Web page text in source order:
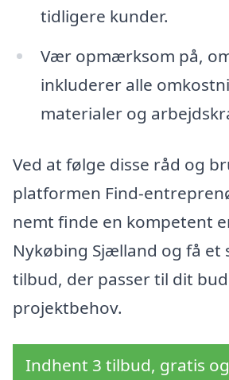
tidligere kunder.
Vær opmærksom på,
inkluderer alle
materialer og
Ved at følge disse råd og
platformen Find-
nemt finde en kompetent
Nykøbing Sjælland og få
tilbud, der passer til dit
projektbehov.
Indhent 3 tilbud, gratis og